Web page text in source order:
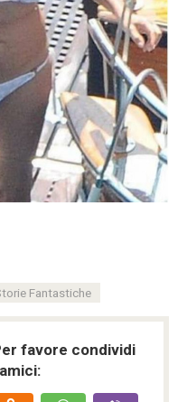
Fantastiche
favore condividi